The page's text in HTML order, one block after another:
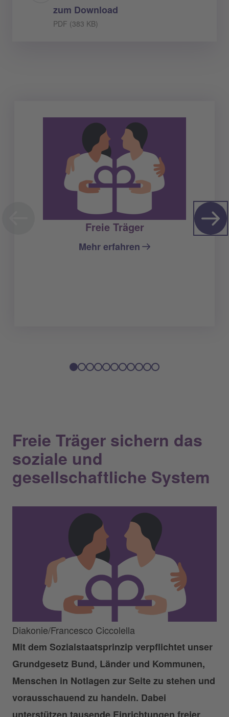
zum Download
PDF (383 KB)
Freie Träger
Mehr erfahren
Freie Träger sichern das
soziale und
gesellschaftliche System
Diakonie/Francesco Ciccolella
Mit dem Sozialstaatsprinzip verpflichtet unser
Grundgesetz Bund, Länder und Kommunen,
Menschen in Notlagen zur Seite zu stehen und
vorausschauend zu handeln. Dabei